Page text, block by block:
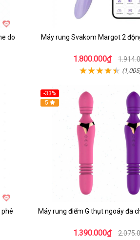
do Máy rung Svakom Margot 2
1.800.000₫
phê
-33%
Hot
5
Máy rung điểm G thụt ngoáy đa
1.390.000₫